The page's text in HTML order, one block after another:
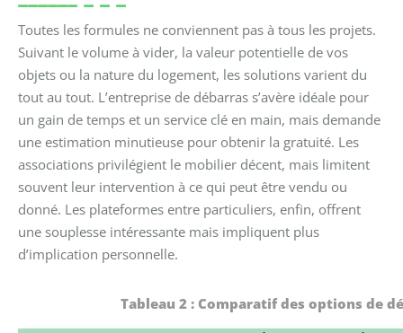
Toutes les formules ne conviennent pas à tous les projets.
Suivant le volume à vider, la valeur potentielle de vos
objets ou la nature du logement, les solutions varient du
tout au tout. L’entreprise de débarras s’avère idéale pour
un gain de temps et un service clé en main, mais demande
une estimation minutieuse pour obtenir la gratuité. Les
associations privilégient le mobilier décent, mais limitent
souvent leur intervention à ce qui peut être vendu ou
donné. Les plateformes entre particuliers, enfin, offrent
une souplesse intéressante mais impliquent plus
d’implication personnelle.
Tableau 2 : Comparatif des options de